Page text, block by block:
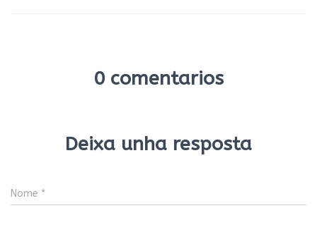
0 comentarios
Deixa unha resposta
Nome *